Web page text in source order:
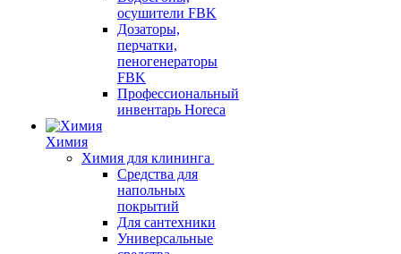
осушители FBK
Дозаторы,
перчатки,
пеногенераторы
FBK
Профессиональный
инвентарь Horeca
Химия
Химия для клининга
Средства для
напольных
покрытий
Для сантехники
Универсальные